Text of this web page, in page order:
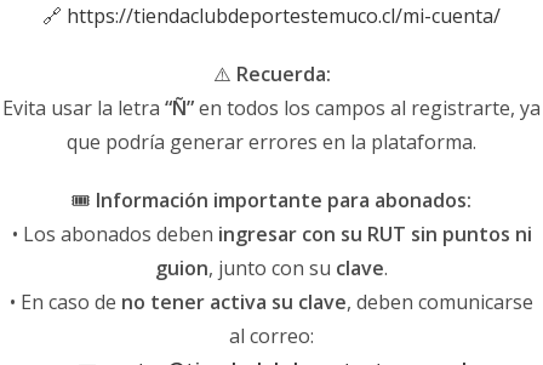
🔗 https://tiendaclubdeportestemuco.cl/mi-cuenta/
⚠️ Recuerda:
Evita usar la letra “Ñ”en todos los campos al registrarte, ya
que podría generar errores en la plataforma.
🎟️ Información importante para abonados:
• Los abonados deben ingresar con su RUT sin puntos ni
guion, junto con su clave.
• En caso de no tener activa su clave, deben comunicarse
al correo: